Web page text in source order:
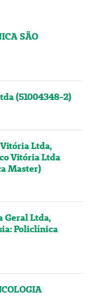
SÃO
(51004348-2)
Ltda,
Vitória Ltda
Master)
Geral Ltda,
Policlínica